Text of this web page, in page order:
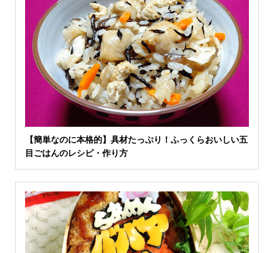
【簡単なのに本格的】具材たっぷり！ふっくらおいしい五
目ごはんのレシピ・作り方